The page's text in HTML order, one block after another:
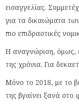
εισαγγελίας.
για τα δικαιώματα
πιο επιδραστικές
Η αναγνώριση, όμως,
της χρόνια. Για
Μόνο το 2018, με το
της βγαίνει ξανά στο